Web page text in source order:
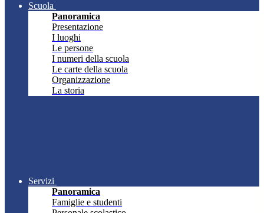
Scuola
Panoramica
Presentazione
I luoghi
Le persone
I numeri della scuola
Le carte della scuola
Organizzazione
La storia
Servizi
Panoramica
Famiglie e studenti